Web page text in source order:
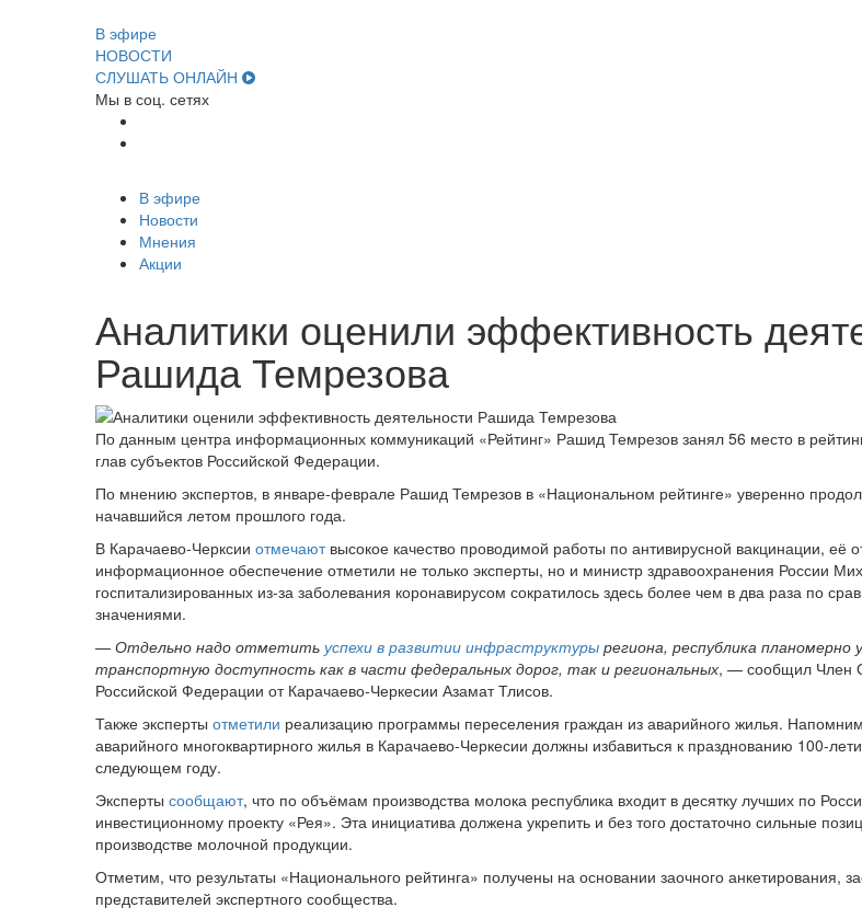
В эфире
НОВОСТИ
СЛУШАТЬ ОНЛАЙН
Мы в соц. сетях
В эфире
Новости
Мнения
Акции
Аналитики оценили эффективность
Рашида Темрезова
По данным центра информационных коммуникаций «Рейтинг» Рашид Темрезов занял 56 место в
глав субъектов Российской Федерации.
По мнению экспертов, в январе-феврале Рашид Темрезов в «Национальном рейтинге» уверенно
начавшийся летом прошлого года.
В Карачаево-Черксии отмечаютвысокое качество проводимой работы по антивирусной вакцинации, её
информационное обеспечение отметили не только эксперты, но и министр здравоохранения России
госпитализированных из-за заболевания коронавирусом сократилось здесь более чем в два раза по
значениями.
— Отдельно надо отметить успехи в развитии инфраструктуры региона, республика планомерно
транспортную доступность как в части федеральных дорог, так и региональных, — сообщил Член
Российской Федерации от Карачаево-Черкесии Азамат Тлисов.
Также эксперты отметили реализацию программы переселения граждан из аварийного жилья.
аварийного многоквартирного жилья в Карачаево-Черкесии должны избавиться к празднованию 100-
следующем году.
Эксперты сообщают, что по объёмам производства молока республика входит в десятку лучших по
инвестиционному проекту «Рея». Эта инициатива должена укрепить и без того достаточно сильные
производстве молочной продукции.
Отметим, что результаты «Национального рейтинга» получены на основании заочного анкетирования,
представителей экспертного сообщества.